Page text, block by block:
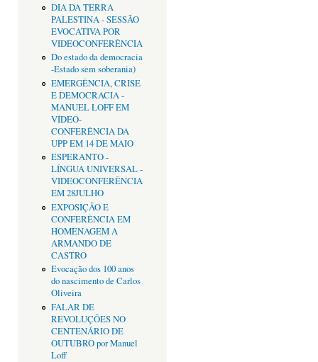
DIA DA TERRA
PALESTINA - SESSÃO
EVOCATIVA POR
VIDEOCONFERÊNCIA
Do estado da democracia
-Estado sem soberania)
EMERGÊNCIA, CRISE
E DEMOCRACIA -
MANUEL LOFF EM
VÍDEO-
CONFERÊNCIA DA
UPP EM 14 DE MAIO
ESPERANTO -
LÍNGUA UNIVERSAL -
VIDEOCONFERÊNCIA
EM 28JULHO
EXPOSIÇÃO E
CONFERÊNCIA EM
HOMENAGEM A
ARMANDO DE
CASTRO
Evocação dos 100 anos
do nascimento de Carlos
Oliveira
FALAR DE
REVOLUÇÕES NO
CENTENÁRIO DE
OUTUBRO por Manuel
Loff